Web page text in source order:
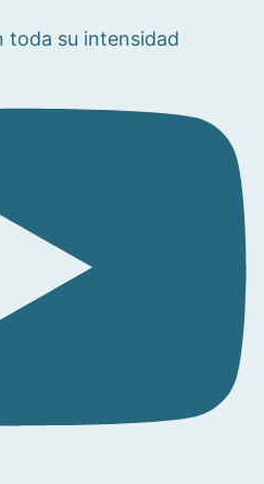
toda su intensidad